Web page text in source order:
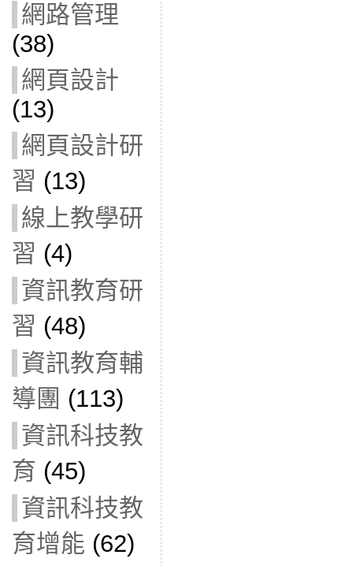
網路管理
(38)
網頁設計
(13)
網頁設計研
習 (13)
線上教學研
習 (4)
資訊教育研
習 (48)
資訊教育輔
導團 (113)
資訊科技教
育 (45)
資訊科技教
育增能 (62)